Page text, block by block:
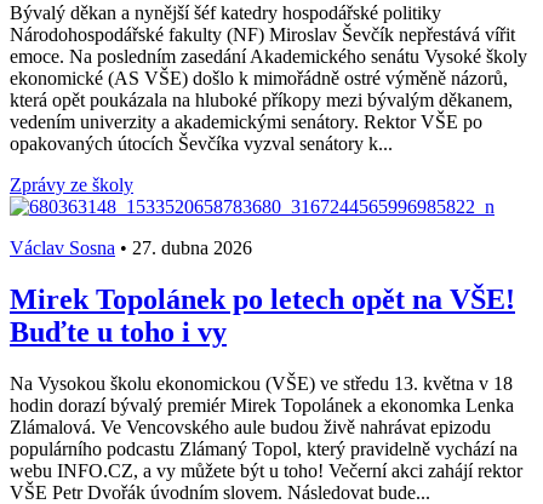
Bývalý děkan a nynější šéf katedry hospodářské politiky
Národohospodářské fakulty (NF) Miroslav Ševčík nepřestává vířit
emoce. Na posledním zasedání Akademického senátu Vysoké školy
ekonomické (AS VŠE) došlo k mimořádně ostré výměně názorů,
která opět poukázala na hluboké příkopy mezi bývalým děkanem,
vedením univerzity a akademickými senátory. Rektor VŠE po
opakovaných útocích Ševčíka vyzval senátory k...
Zprávy ze školy
Václav Sosna • 27. dubna 2026
Mirek Topolánek po letech opět na VŠE!
Buďte u toho i vy
Na Vysokou školu ekonomickou (VŠE) ve středu 13. května v 18
hodin dorazí bývalý premiér Mirek Topolánek a ekonomka Lenka
Zlámalová. Ve Vencovského aule budou živě nahrávat epizodu
populárního podcastu Zlámaný Topol, který pravidelně vychází na
webu INFO.CZ, a vy můžete být u toho! Večerní akci zahájí rektor
VŠE Petr Dvořák úvodním slovem. Následovat bude...